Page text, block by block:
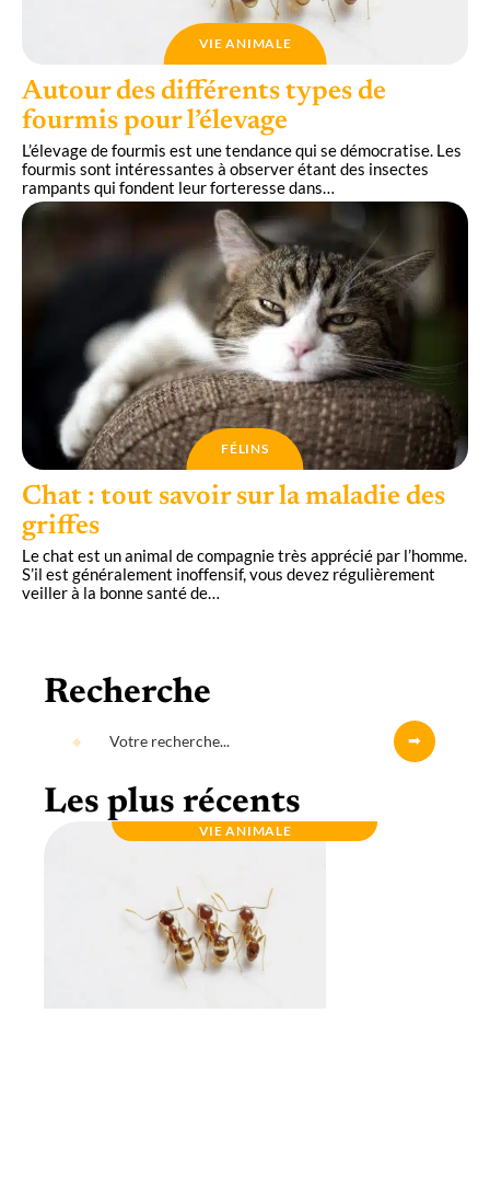
VIE ANIMALE
Autour des différents types de
fourmis pour l’élevage
L’élevage de fourmis est une tendance qui se démocratise. Les
fourmis sont intéressantes à observer étant des insectes
rampants qui fondent leur forteresse dans…
FÉLINS
Chat : tout savoir sur la maladie des
griffes
Le chat est un animal de compagnie très apprécié par l’homme.
S’il est généralement inoffensif, vous devez régulièrement
veiller à la bonne santé de…
Recherche
Les plus récents
VIE ANIMALE